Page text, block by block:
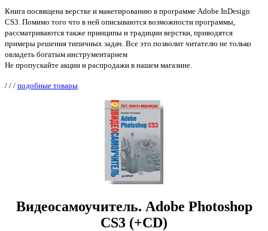
Книга посвящена верстке и макетированию в программе Adobe InDesign
CS3. Помимо того что в ней описываются возможности программы,
рассматриваются также принципы и традиции верстки, приводятся
примеры решения типичных задач. Все это позволит читателю не только
овладеть богатым инструментарием
Не пропускайте акции и распродажи в нашем магазине.
/ / / подобные товары
Видеосамоучитель. Adobe Photoshop
CS3 (+CD)